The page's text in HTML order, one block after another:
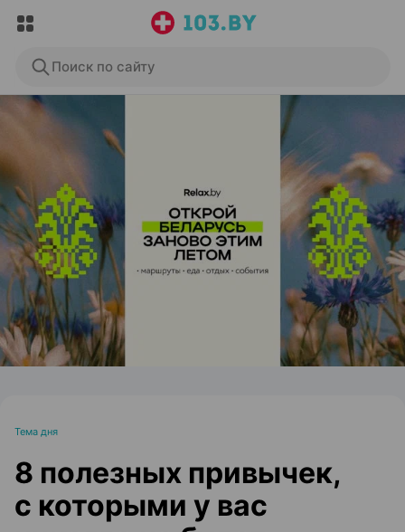
Поиск по сайту
ЭФФЕКТИВНАЯ РЕКЛАМА НА САЙТЕ
Тема дня
8 полезных привычек,
с которыми у вас